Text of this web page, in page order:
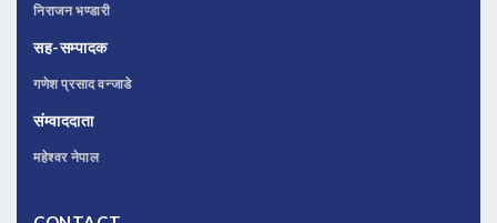
निराजन भण्डारी
सह-सम्पादक
गणेश प्रसाद वन्जाडे
संम्वाददाता
महेश्वर नेपाल